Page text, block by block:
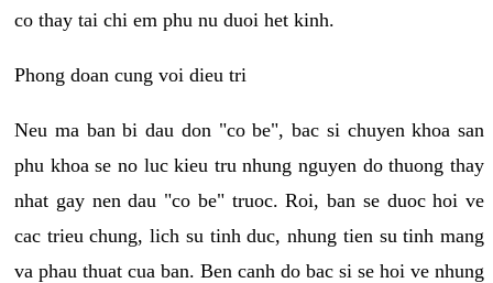
co thay tai chi em phu nu duoi het kinh.
Phong doan cung voi dieu tri
Neu ma ban bi dau don "co be", bac si chuyen khoa san
phu khoa se no luc kieu tru nhung nguyen do thuong thay
nhat gay nen dau "co be" truoc. Roi, ban se duoc hoi ve
cac trieu chung, lich su tinh duc, nhung tien su tinh mang
va phau thuat cua ban. Ben canh do bac si se hoi ve nhung